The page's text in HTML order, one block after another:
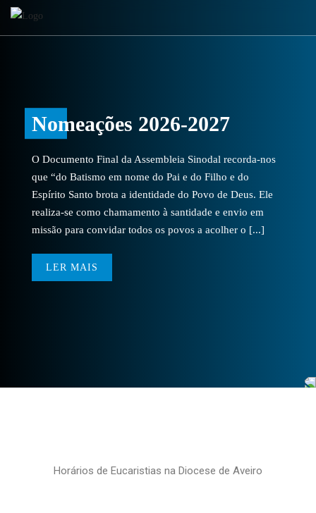
Nomeações 2026-2027
O Documento Final da Assembleia Sinodal recorda-nos
que “do Batismo em nome do Pai e do Filho e do
Espírito Santo brota a identidade do Povo de Deus. Ele
realiza-se como chamamento à santidade e envio em
missão para convidar todos os povos a acolher o [...]
LER MAIS
Horários de Eucaristias na Diocese de Aveiro